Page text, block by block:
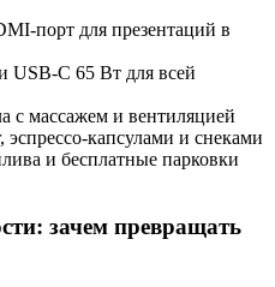
порт для презентаций в
USB-C 65 Вт для всей
с массажем и вентиляцией
капсулами и снеками
и бесплатные парковки
зачем превращать